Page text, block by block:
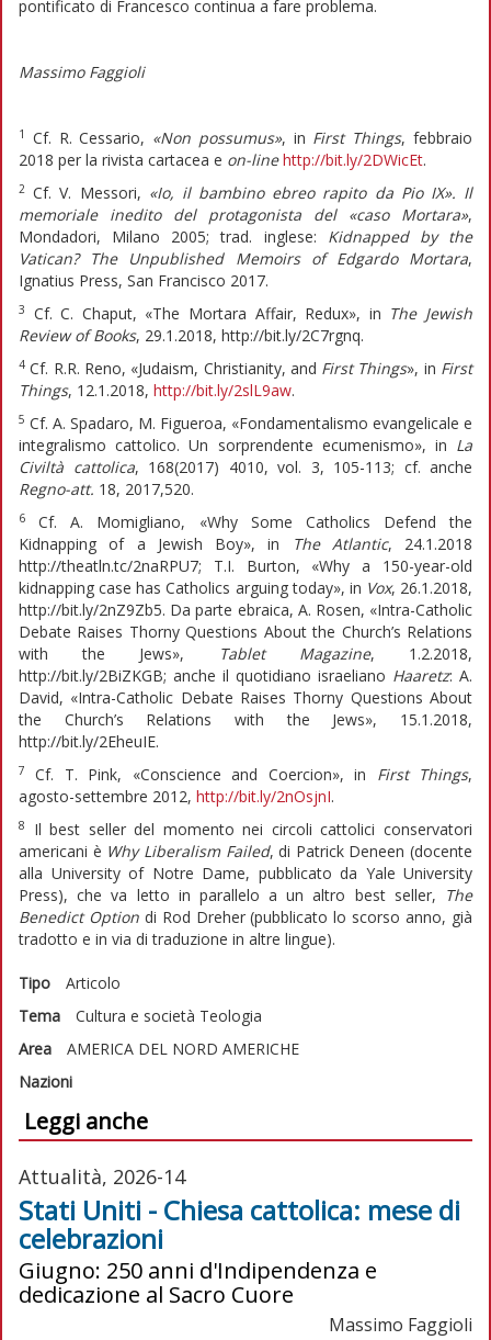
pontificato di Francesco continua a fare problema.
Massimo Faggioli
1 Cf. R. Cessario, «Non possumus», in First Things, febbraio
2018 per la rivista cartacea e on-line http://bit.ly/2DWicEt.
2 Cf. V. Messori, «Io, il bambino ebreo rapito da Pio IX». Il
memoriale inedito del protagonista del «caso Mortara»,
Mondadori, Milano 2005; trad. inglese: Kidnapped by the
Vatican? The Unpublished Memoirs of Edgardo Mortara,
Ignatius Press, San Francisco 2017.
3 Cf. C. Chaput, «The Mortara Affair, Redux», in The Jewish
Review of Books, 29.1.2018, http://bit.ly/2C7rgnq.
4 Cf. R.R. Reno, «Judaism, Christianity, and First Things», in First
Things, 12.1.2018, http://bit.ly/2slL9aw.
5 Cf. A. Spadaro, M. Figueroa, «Fondamentalismo evangelicale e
integralismo cattolico. Un sorprendente ecumenismo», in La
Civiltà cattolica, 168(2017) 4010, vol. 3, 105-113; cf. anche
Regno-att. 18, 2017,520.
6
Cf. A. Momigliano, «Why Some Catholics Defend the
Kidnapping of a Jewish Boy», in
The Atlantic, 24.1.2018
http://theatln.tc/2naRPU7; T.I. Burton, «Why a 150-year-old
kidnapping case has Catholics arguing today», in Vox, 26.1.2018,
http://bit.ly/2nZ9Zb5. Da parte ebraica, A. Rosen, «Intra-Catholic
Debate Raises Thorny Questions About the Church’s Relations
with the Jews»,
Tablet Magazine, 1.2.2018,
http://bit.ly/2BiZKGB; anche il quotidiano israeliano Haaretz: A.
David, «Intra-Catholic Debate Raises Thorny Questions About
the Church’s Relations with the Jews», 15.1.2018,
http://bit.ly/2EheuIE.
7 Cf. T. Pink, «Conscience and Coercion», in First Things,
agosto-settembre 2012, http://bit.ly/2nOsjnI.
8
Il best seller del momento nei circoli cattolici conservatori
americani è Why Liberalism Failed, di Patrick Deneen (docente
alla University of Notre Dame, pubblicato da Yale University
Press), che va letto in parallelo a un altro best seller, The
Benedict Optiondi Rod Dreher (pubblicato lo scorso anno, già
tradotto e in via di traduzione in altre lingue).
Tipo
Articolo
Tema
Cultura e società Teologia
Area
AMERICA DEL NORD AMERICHE
Nazioni
Leggi anche
Attualità, 2026-14
Stati Uniti - Chiesa cattolica: mese di
celebrazioni
Giugno: 250 anni d'Indipendenza e
dedicazione al Sacro Cuore
Massimo Faggioli